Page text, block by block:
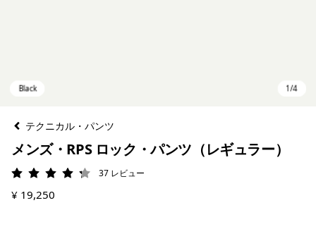
テクニカル・パンツ
メンズ・RPS ロック・パンツ（レギュラー）
評価: 4.2 / 5
37 レビュー
¥ 19,250